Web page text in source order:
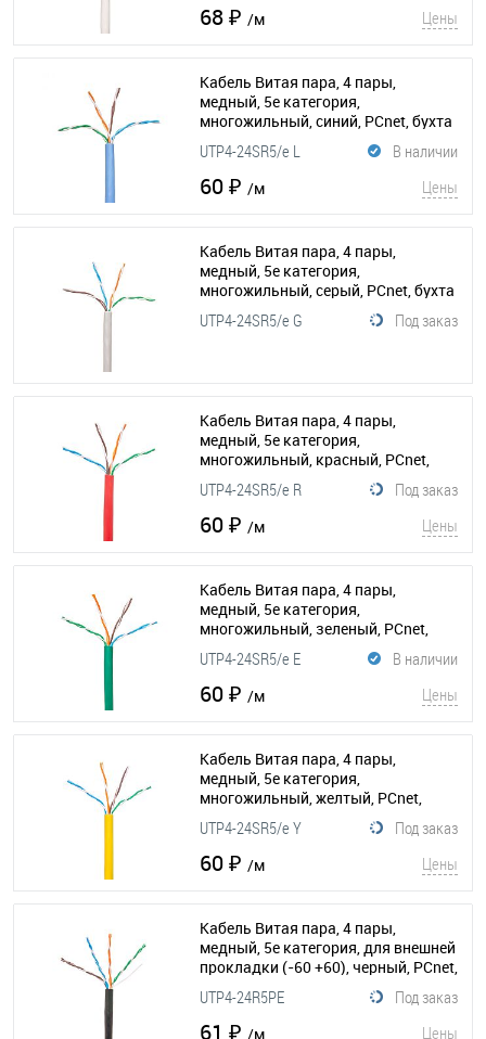
68 ₽ /м Цены
Кабель Витая пара, 4 пары,
медный, 5е категория,
многожильный, синий, PCnet, бухта
300м(015-035) В наличии
UTP4-24SR5/e L
60 ₽ /м Цены
Кабель Витая пара, 4 пары,
медный, 5е категория,
многожильный, серый, PCnet, бухта
300м(015-162) Под заказ
UTP4-24SR5/e G
Кабель Витая пара, 4 пары,
медный, 5е категория,
многожильный, красный, PCnet,
бухта 300м (015-036) Под заказ
UTP4-24SR5/e R
60 ₽ /м Цены
Кабель Витая пара, 4 пары,
медный, 5е категория,
многожильный, зеленый, PCnet,
бухта 300м (015-034) В наличии
UTP4-24SR5/e E
60 ₽ /м Цены
Кабель Витая пара, 4 пары,
медный, 5е категория,
многожильный, желтый, PCnet,
бухта 300м (015-037) Под заказ
UTP4-24SR5/e Y
60 ₽ /м Цены
Кабель Витая пара, 4 пары,
медный, 5е категория, для внешней
прокладки (-60 +60), черный, PCnet,
бухта 305м(015-154) Под заказ
UTP4-24R5PE
61 ₽ /м Цены